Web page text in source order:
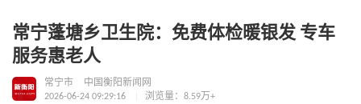
常宁蓬塘乡卫生院：免费体检暖银发 专车
服务惠老人
常宁市
中国衡阳新闻网
2026-06-24 09:29:16
浏览量：8.59万+